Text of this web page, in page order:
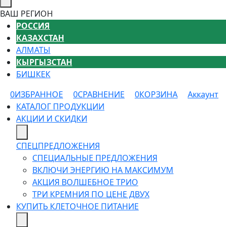
ВАШ РЕГИОН
РОССИЯ
КАЗАХСТАН
АЛМАТЫ
КЫРГЫЗСТАН
БИШКЕК
0ИЗБРАННОЕ 0СРАВНЕНИЕ 0КОРЗИНА
Аккаунт
КАТАЛОГ ПРОДУКЦИИ
АКЦИИ И СКИДКИ
СПЕЦПРЕДЛОЖЕНИЯ
СПЕЦИАЛЬНЫЕ ПРЕДЛОЖЕНИЯ
ВКЛЮЧИ ЭНЕРГИЮ НА МАКСИМУМ
АКЦИЯ ВОЛШЕБНОЕ ТРИО
ТРИ КРЕМНИЯ ПО ЦЕНЕ ДВУХ
КУПИТЬ КЛЕТОЧНОЕ ПИТАНИЕ